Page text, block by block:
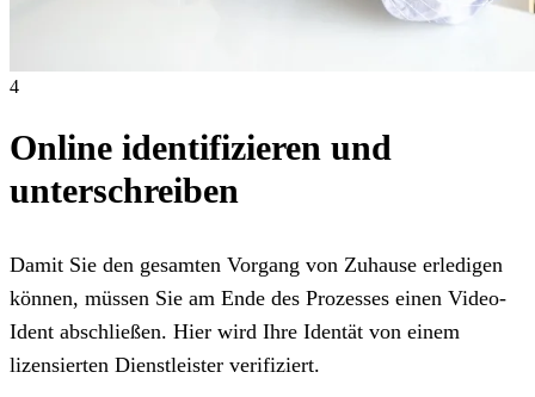
4
Online identifizieren und
unterschreiben
Damit Sie den gesamten Vorgang von Zuhause erledigen
können, müssen Sie am Ende des Prozesses einen Video-
Ident abschließen. Hier wird Ihre Identät von einem
lizensierten Dienstleister verifiziert.